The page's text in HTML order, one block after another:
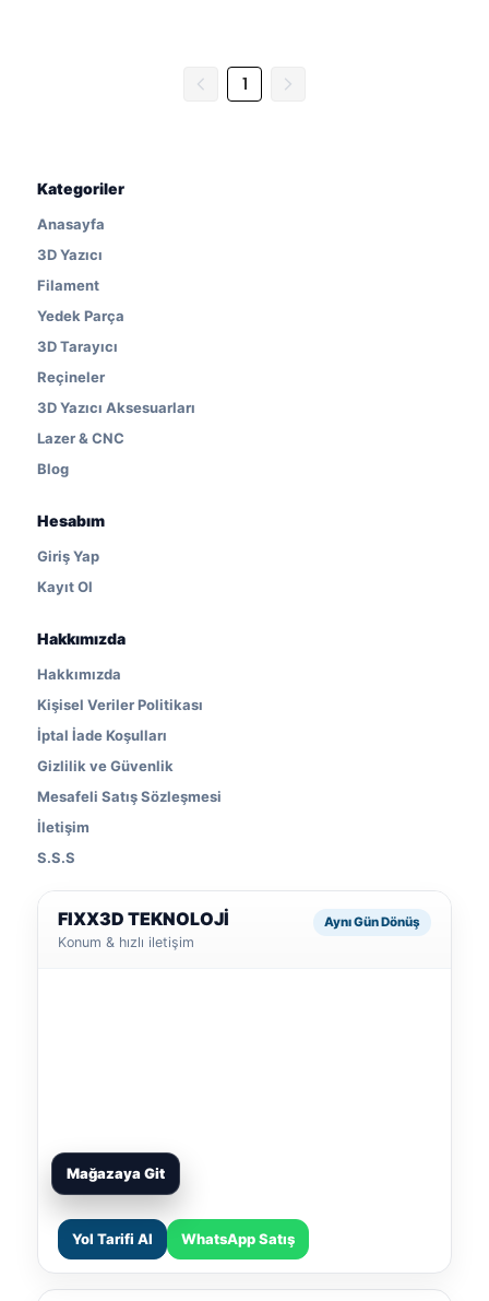
1
Kategoriler
Anasayfa
3D Yazıcı
Filament
Yedek Parça
3D Tarayıcı
Reçineler
3D Yazıcı Aksesuarları
Lazer & CNC
Blog
Hesabım
Giriş Yap
Kayıt Ol
Hakkımızda
Hakkımızda
Kişisel Veriler Politikası
İptal İade Koşulları
Gizlilik ve Güvenlik
Mesafeli Satış Sözleşmesi
İletişim
S.S.S
FIXX3D TEKNOLOJİ
Konum & hızlı iletişim
Aynı Gün Dönüş
Mağazaya Git
Yol Tarifi Al WhatsApp Satış